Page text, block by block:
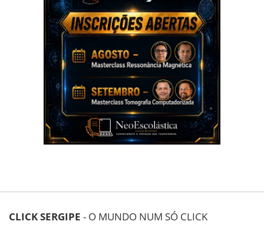
CLICK SERGIPE - O MUNDO NUM SÓ CLICK